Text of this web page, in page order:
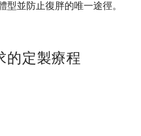
型並防止復胖的唯一途徑。
的定製療程